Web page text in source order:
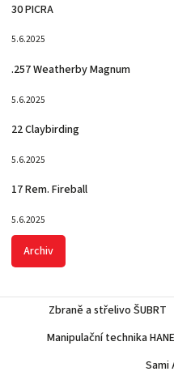
30 PICRA
5.6.2025
.257 Weatherby Magnum
5.6.2025
22 Claybirding
5.6.2025
17 Rem. Fireball
5.6.2025
Archiv
Zbraně a střelivo ŠUBRT
Manipulační technika
Sami